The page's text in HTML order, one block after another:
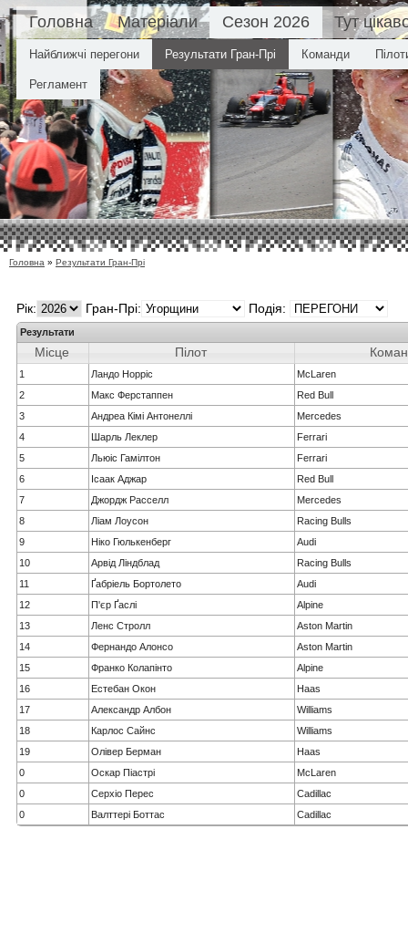
Головна Матеріали Сезон 2026
Найближчі перегони Результати Гран-Прі Команди
Регламент
Тут
Головна » Результати Гран-Прі
Рік: Гран-Прі: Подія:
Результати
Місце Пілот
1 Ландо Норріс
McLaren
2
Макс Ферстаппен
Red Bull
3
Андреа Кімі Антонеллі
Mercedes
4
Шарль Леклер
Ferrari
5
Льюіс Гамілтон
Ferrari
6
Ісаак Аджар
Red Bull
7
Джордж Расселл
Mercedes
8
Ліам Лоусон
Racing Bulls
9
Ніко Гюлькенберг
Audi
10
Арвід Ліндблад
Racing Bulls
11
Ґабріель Бортолето
Audi
12
П'єр Ґаслі
Alpine
13
Ленс Стролл
Aston Martin
14
Фернандо Алонсо
Aston Martin
15
Франко Колапінто
Alpine
16
Естебан Окон
Haas
17
Александр Албон
Williams
18
Карлос Сайнс
Williams
19
Олівер Берман
Haas
0
Оскар Піастрі
McLaren
0
Серхіо Перес
Cadillac
0
Валттері Боттас Cadillac